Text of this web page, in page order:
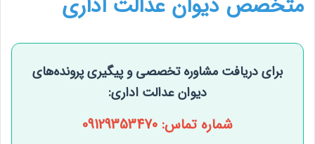
متخصص دیوان عدالت اداری
برای دریافت مشاوره تخصصی و پیگیری پرونده‌های
دیوان عدالت اداری:
شماره تماس: 09129353470